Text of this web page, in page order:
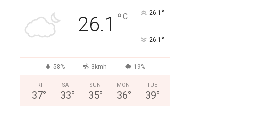
26.1 °C 26.1 °
26.1 °
58% 3kmh 19%
FRI
37°
SAT
33°
SUN
35°
MON
36°
TUE
39°